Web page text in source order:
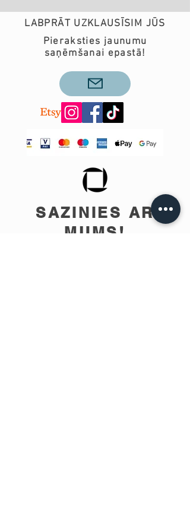
LABPRĀT UZKLAUSĪSIM JŪS
Pieraksties jaunumu
saņēmšanai epastā!
SAZINIES AR
MUMS!